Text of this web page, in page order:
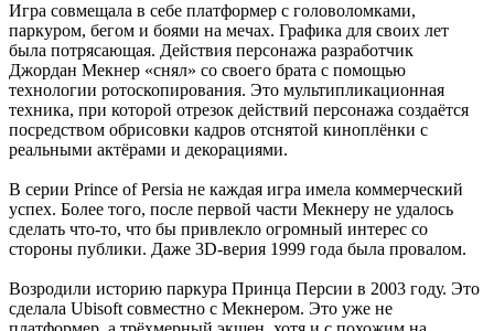
Игра совмещала в себе платформер с головоломками,
паркуром, бегом и боями на мечах. Графика для своих лет
была потрясающая. Действия персонажа разработчик
Джордан Мекнер «снял» со своего брата с помощью
технологии ротоскопирования. Это мультипликационная
техника, при которой отрезок действий персонажа создаётся
посредством обрисовки кадров отснятой киноплёнки с
реальными актёрами и декорациями.
В серии Prince of Persia не каждая игра имела коммерческий
успех. Более того, после первой части Мекнеру не удалось
сделать что-то, что бы привлекло огромный интерес со
стороны публики. Даже 3D-верия 1999 года была провалом.
Возродили историю паркура Принца Персии в 2003 году. Это
сделала Ubisoft совместно с Мекнером. Это уже не